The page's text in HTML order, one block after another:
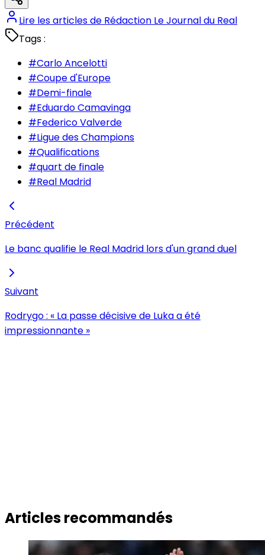
Lire les articles de Rédaction Le Journal du Real
Tags :
#Carlo Ancelotti
#Coupe d'Europe
#Demi-finale
#Eduardo Camavinga
#Federico Valverde
#Ligue des Champions
#Qualifications
#quart de finale
#Real Madrid
Précédent
Le banc qualifie le Real Madrid lors d'un grand duel
Suivant
Rodrygo : « La passe décisive de Luka a été
impressionnante »
Articles recommandés
Actualités